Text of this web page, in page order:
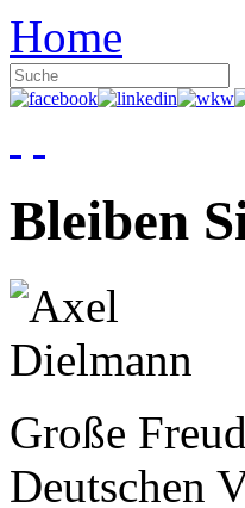
Home
Bleiben
Große
Deutschen